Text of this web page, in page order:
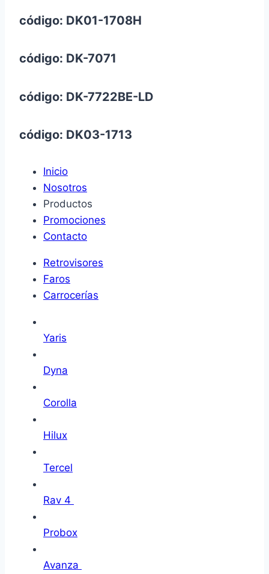
código: DK01-1708H
código: DK-7071
código: DK-7722BE-LD
código: DK03-1713
Inicio
Nosotros
Productos
Promociones
Contacto
Retrovisores
Faros
Carrocerías
Yaris
Dyna
Corolla
Hilux
Tercel
Rav 4
Probox
Avanza